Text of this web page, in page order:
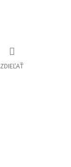
ZDIEĽAŤ